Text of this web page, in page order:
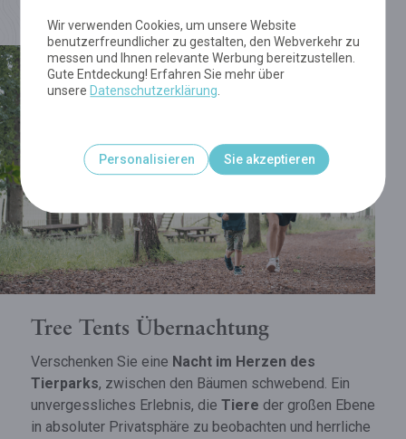
Tree Tents Übernachtung
Verschenken Sie eine Nacht im Herzen des
Tierparks, zwischen den Bäumen schwebend. Ein
unvergessliches Erlebnis, die Tiere der großen Ebene
in absoluter Privatsphäre zu beobachten und herrliche
Wir verwenden Cookies, um unsere Website
benutzerfreundlicher zu gestalten, den Webverkehr zu
messen und Ihnen relevante Werbung bereitzustellen.
Gute Entdeckung! Erfahren Sie mehr über
unsere Datenschutzerklärung
Personalisieren Sie akzeptieren